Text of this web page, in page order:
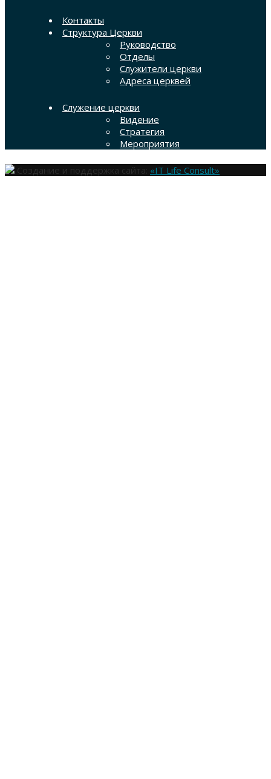
Контакты
Структура Церкви
Руководство
Отделы
Служители церкви
Адреса церквей
Служение церкви
Видение
Стратегия
Мероприятия
Создание и поддержка сайта: «IT Life Consult»